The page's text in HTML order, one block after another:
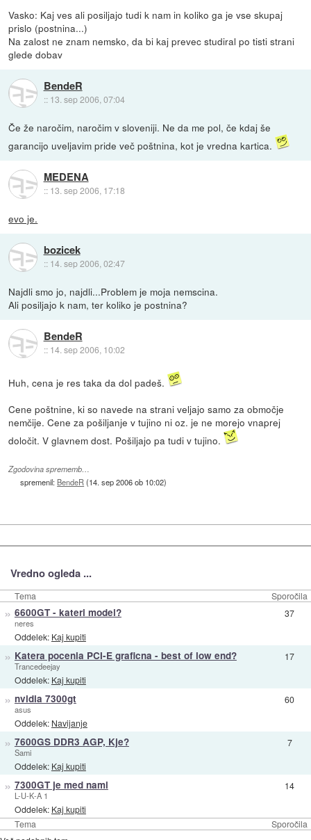
Vasko: Kaj ves ali posiljajo tudi k nam in koliko ga je vse skupaj
prislo (postnina...)
Na zalost ne znam nemsko, da bi kaj prevec studiral po tisti strani
glede dobav
BendeR
:: 13. sep 2006, 07:04
Če že naročim, naročim v sloveniji. Ne da me pol, če kdaj še
garancijo uveljavim pride več poštnina, kot je vredna kartica.
MEDENA
:: 13. sep 2006, 17:18
evo je.
bozicek
:: 14. sep 2006, 02:47
Najdli smo jo, najdli...Problem je moja nemscina.
Ali posiljajo k nam, ter koliko je postnina?
BendeR
:: 14. sep 2006, 10:02
Huh, cena je res taka da dol padeš.
Cene poštnine, ki so navede na strani veljajo samo za območje
nemčije. Cene za pošiljanje v tujino ni oz. je ne morejo vnaprej
določit. V glavnem dost. Pošiljajo pa tudi v tujino.
Zgodovina sprememb…
spremenil: BendeR (14. sep 2006 ob 10:02)
Vredno ogleda ...
Tema Sporočila
Tema Sporočila
» 6600GT - kateri model?
neres
Oddelek: Kaj kupiti
37
» Katera pocenia PCI-E graficna - best of low end?
Trancedeejay
Oddelek: Kaj kupiti
17
» nvidia 7300gt
asus
Oddelek: Navijanje
60
» 7600GS DDR3 AGP, Kje?
Sami
Oddelek: Kaj kupiti
7
» 7300GT je med nami
L-U-K-A 1
Oddelek: Kaj kupiti
14